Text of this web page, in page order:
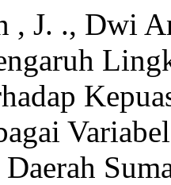
, J. ., Dwi
Daerah